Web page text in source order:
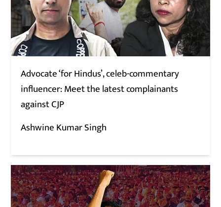
Advocate ‘for Hindus’, celeb-commentary
influencer: Meet the latest complainants
against CJP
Ashwine Kumar Singh